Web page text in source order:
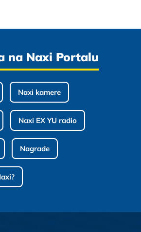
na Naxi Portalu
Naxi kamere
Naxi EX YU radio
Nagrade